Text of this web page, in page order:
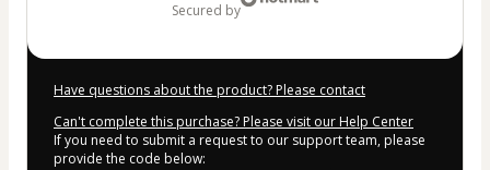
secured by
Have questions about the product? Please contact
Can't complete this purchase? Please visit our Help Center
If you need to submit a request to our support team, please
provide the code below: